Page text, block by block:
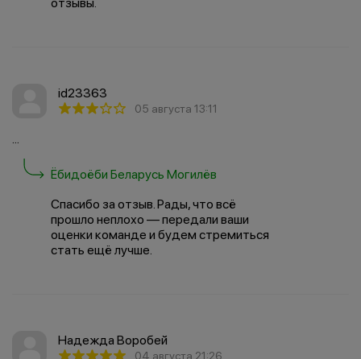
id23363
05 августа 13:11
...
Ёбидоёби Беларусь Могилёв
Спасибо за отзыв. Рады, что всё
прошло неплохо — передали ваши
оценки команде и будем стремиться
стать ещё лучше.
Надежда Воробей
04 августа 21:26